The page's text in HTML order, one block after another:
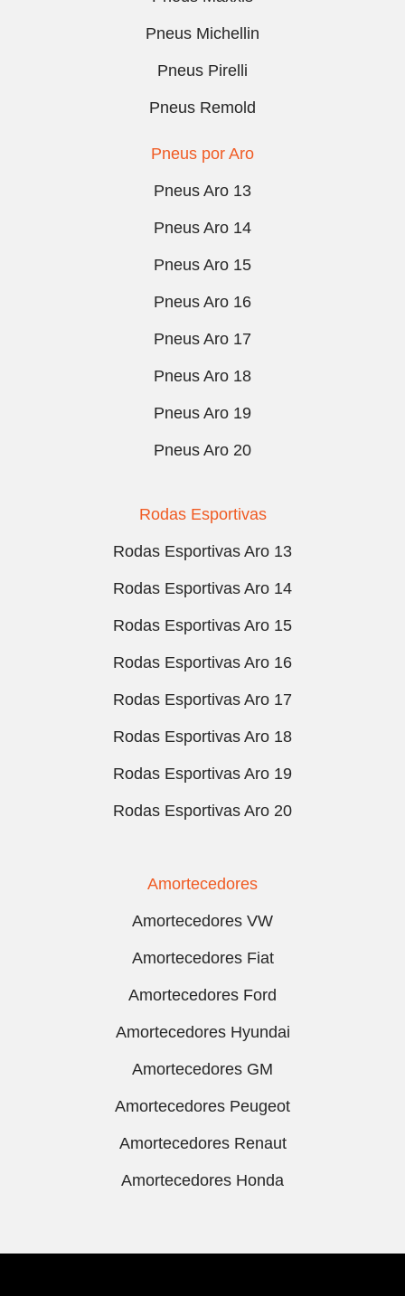
Pneus Michellin
Pneus Pirelli
Pneus Remold
Pneus por Aro
Pneus Aro 13
Pneus Aro 14
Pneus Aro 15
Pneus Aro 16
Pneus Aro 17
Pneus Aro 18
Pneus Aro 19
Pneus Aro 20
Rodas Esportivas
Rodas Esportivas Aro 13
Rodas Esportivas Aro 14
Rodas Esportivas Aro 15
Rodas Esportivas Aro 16
Rodas Esportivas Aro 17
Rodas Esportivas Aro 18
Rodas Esportivas Aro 19
Rodas Esportivas Aro 20
Amortecedores
Amortecedores VW
Amortecedores Fiat
Amortecedores Ford
Amortecedores Hyundai
Amortecedores GM
Amortecedores Peugeot
Amortecedores Renaut
Amortecedores Honda